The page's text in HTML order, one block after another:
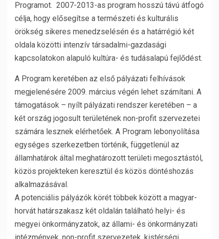
Programot. 2007-2013-as program hosszú távú átfogó
célja, hogy elősegítse a természeti és kulturális
örökség sikeres menedzselésén és a határrégió két
oldala közötti intenzív társadalmi-gazdasági
kapcsolatokon alapuló kultúra- és tudásalapú fejlődést.
A Program keretében az első pályázati felhívások
megjelenésére 2009. március végén lehet számítani. A
támogatások – nyílt pályázati rendszer keretében – a
két ország jogosult területének non-profit szervezetei
számára lesznek elérhetőek. A Program lebonyolítása
egységes szerkezetben történik, függetlenül az
államhatárok által meghatározott területi megosztástól,
közös projekteken keresztül és közös döntéshozás
alkalmazásával.
A potenciális pályázók körét többek között a magyar-
horvát határszakasz két oldalán található helyi- és
megyei önkormányzatok, az állami- és önkormányzati